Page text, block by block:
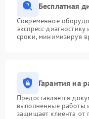
Бесплатная
Современное
экспресс-
сроки, минимизируя
Гарантия на
Предоставляется
выполненные работы
защищает клиента от